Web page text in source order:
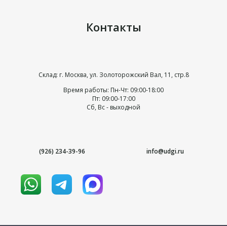
Контакты
Склад: г. Москва, ул. Золоторожский Вал, 11, стр.8
Время работы: Пн-Чт: 09:00-18:00
Пт: 09:00-17:00
Сб, Вс - выходной
(926) 234-39-96 info@udgi.ru